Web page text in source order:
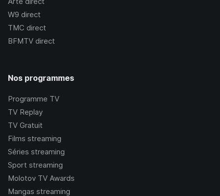
W9 direct
TMC direct
BFMTV direct
Nos programmes
Programme TV
TV Replay
TV Gratuit
Films streaming
Séries streaming
Sport streaming
Molotov TV Awards
Mangas streaming